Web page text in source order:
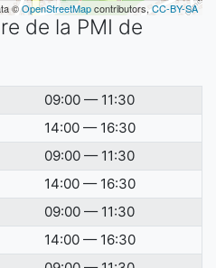
©OpenStreetMapcontributors,CC-BY-SA
de la PMI de
09:00 — 11:30
14:00 — 16:30
09:00 — 11:30
14:00 — 16:30
09:00 — 11:30
14:00 — 16:30